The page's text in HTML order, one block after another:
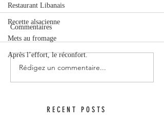
Restaurant Libanais
Recette alsacienne
Mets au fromage
Après l’effort, le réconfort.
Commentaires
Rédigez un commentaire...
RECENT POSTS